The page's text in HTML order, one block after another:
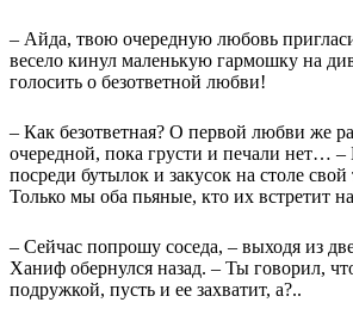
– Айда, твою очередную любовь
весело кинул маленькую гармошку на
голосить о безответной любви!
– Как безответная? О первой любви же
очередной, пока грусти и печали нет… –
посреди бутылок и закусок на столе
Только мы оба пьяные, кто их встретит
– Сейчас попрошу соседа, – выходя из
Ханиф обернулся назад. – Ты говорил,
подружкой, пусть и ее захватит, а?..